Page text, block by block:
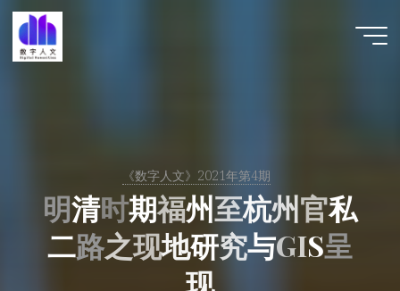
《数字人文》2021年第4期
明清时期福州
州 至杭州州
官私
二
二 路之现地
地 研究与G
G IS呈
现